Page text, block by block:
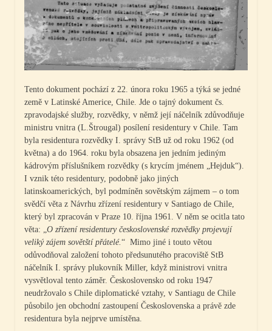
Tento dokument pochází z 22. února roku 1965 a týká se jedné
země v Latinské Americe, Chile. Jde o tajný dokument čs.
zpravodajské služby, rozvědky, v němž její náčelník zdůvodňuje
ministru vnitra (L.Štrougal) posílení residentury v Chile. Tam
byla residentura rozvědky I. správy StB už od roku 1962 (od
května) a do 1964. roku byla obsazena jen jedním jediným
kádrovým příslušníkem rozvědky (s krycím jménem „Hejduk“).
I vznik této residentury, podobně jako jiných
latinskoamerických, byl podmíněn sovětským zájmem – o tom
svědčí věta z Návrhu zřízení residentury v Santiago de Chile,
který byl zpracován v Praze 10. října 1961. V něm se ocitla tato
věta: „O zřízení residentury československé rozvědky projevují
veliký zájem sovětští přátelé.“ Mimo jiné i touto větou
odůvodňoval založení tohoto předsunutého pracoviště StB
náčelník I. správy plukovník Miller, když ministrovi vnitra
vysvětloval tento záměr. Československo od roku 1947
neudržovalo s Chile diplomatické vztahy, v Santiagu de Chile
působilo jen obchodní zastoupení Československa a právě zde
residentura byla nejprve umístěna.